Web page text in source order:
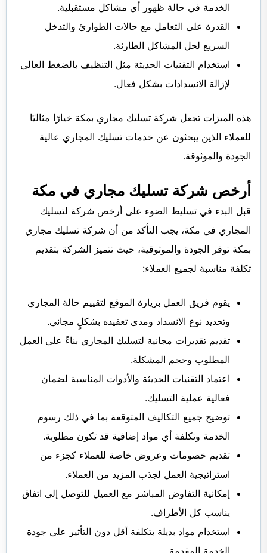
الخدمة في حالة ظهور أي مشاكل مستقبلية.
القدرة على التعامل مع حالات الطوارئ والتدخل
السريع لحل المشاكل الطارئة.
استخدام التقنيات الحديثة مثل التنظيف بالضغط العالي
لإزالة الانسدادات بشكل فعال.
هذه الميزات تجعل شركة تسليك مجاري بمكة خيارًا مثاليًا
للعملاء الذين يبحثون عن خدمات تسليك المجاري عالية
الجودة والموثوقة.
أرخص شركة تسليك مجاري في مكة
قبل البدء في تسليط الضوء على أرخص شركة لتسليك
المجاري في مكة، يجب التأكد من أن شركة تسليك مجاري
بمكة توفر الجودة والموثوقية، حيث تتميز الشركة بتقديم
تكلفة مناسبة لجميع العملاء:
يقوم فريق العمل بزيارة الموقع لتقييم حالة المجاري
وتحديد نوع الانسداد ومدى تعقيده بشكلٍ مجاني.
تقديم تقديرات مجانية لتسليك المجاري بناءً على العمل
المطلوب وحجم المشكلة.
اعتماد التقنيات الحديثة والأدوات المناسبة لضمان
فعالية عملية التسليك.
توضيح جميع التكاليف المتوقعة بما في ذلك رسوم
الخدمة وتكلفة أي مواد إضافية قد تكون مطلوبة.
تقديم خصومات وعروض خاصة للعملاء كجزء من
استراتيجية العمل لجذب المزيد من العملاء.
إمكانية التفاوض المباشر مع العميل للتوصل إلى اتفاق
يناسب كل الأطراف.
استخدام مواد بديلة بتكلفة أقل دون التأثير على جودة
الخدمة المقدمة.